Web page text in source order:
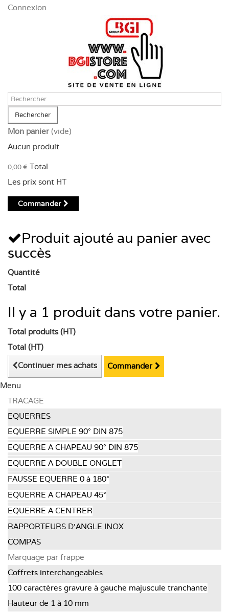
Connexion
Rechercher
Mon panier (vide)
Aucun produit
0,00 € Total
Les prix sont HT
Commander
Produit ajouté au panier avec
succès
Quantité
Total
Il y a 1 produit dans votre panier.
Total produits (HT)
Total (HT)
Continuer mes achats
Commander
Menu
TRACAGE
EQUERRES
EQUERRE SIMPLE 90° DIN 875
EQUERRE A CHAPEAU 90° DIN 875
EQUERRE A DOUBLE ONGLET
FAUSSE EQUERRE 0 à 180°
EQUERRE A CHAPEAU 45°
EQUERRE A CENTRER
RAPPORTEURS D'ANGLE INOX
COMPAS
Marquage par frappe
Coffrets interchangeables
100 caractères gravure à gauche majuscule tranchante
Hauteur de 1 à 10 mm
Panneau de gestion des cookies